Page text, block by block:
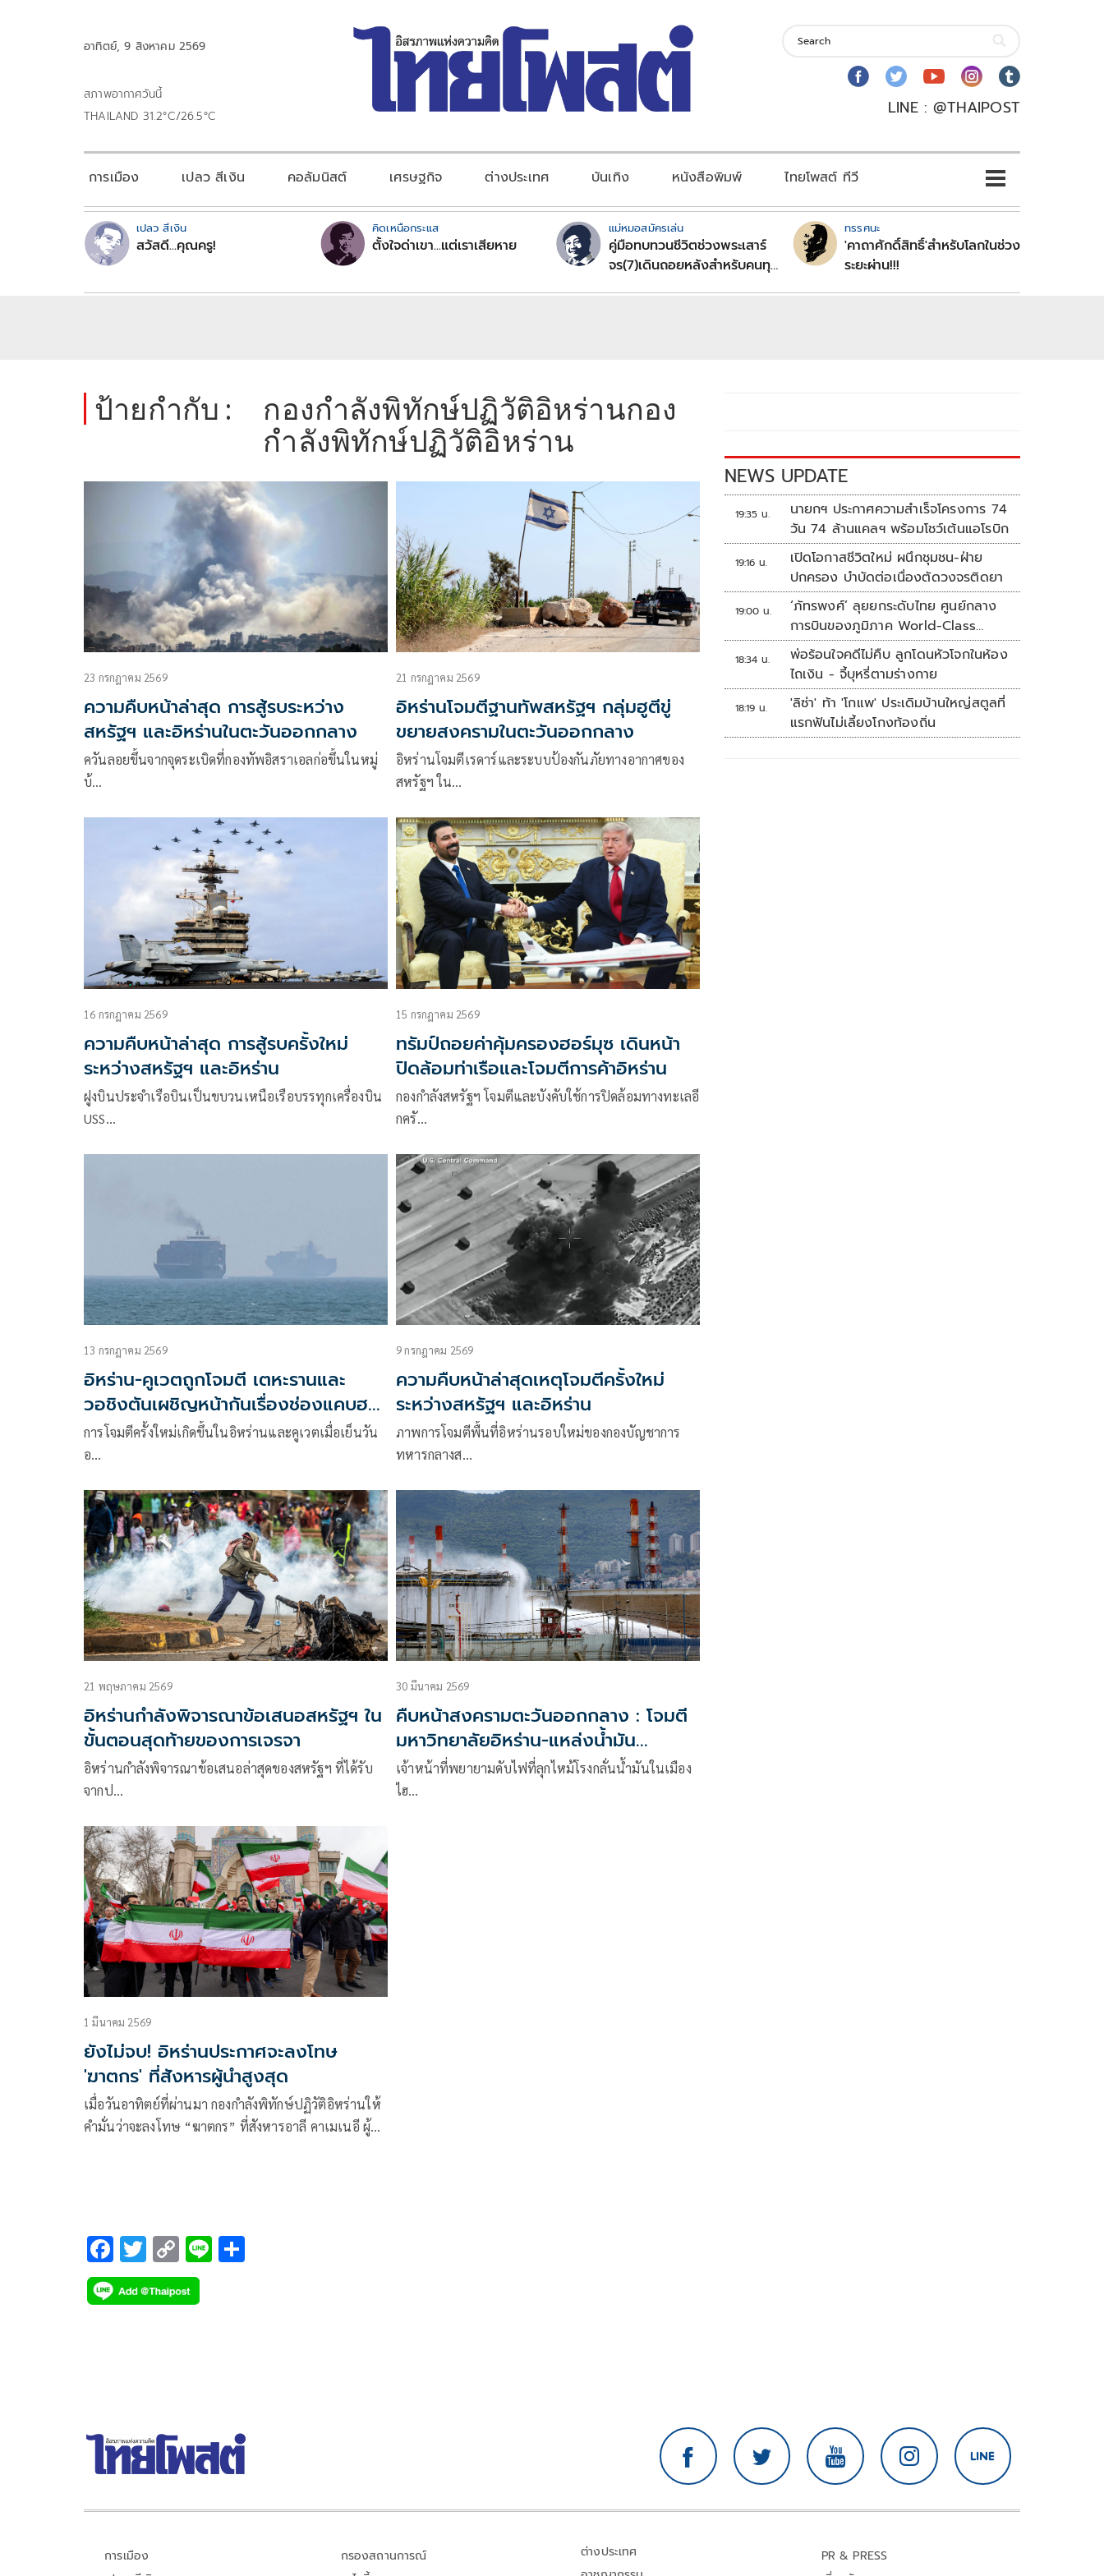
อาทิตย์, 9 สิงหาคม 2569
สภาพอากาศวันนี้
THAILAND 31.2°C/26.5°C
LINE : @THAIPOST
การเมือง เปลว สีเงิน คอลัมนิสต์ เศรษฐกิจ ต่างประเทศ บันเทิง หนังสือพิมพ์ ไทยโพสต์ ทีวี
เปลว สีเงิน
สวัสดี...คุณครู!
คิดเหนือกระแส
ตั้งใจด่าเขา...แต่เราเสียหาย
แม่หมอสมัครเล่น
คู่มือทบทวนชีวิตช่วงพระเสาร์
จร(7)เดินถอยหลังสำหรับคนทุก
ทรรศนะ
'คาถาศักดิ์สิทธิ์'สำหรับโลกในช่วง
ระยะผ่าน!!!
ป้ายกำกับ :
กองกำลังพิทักษ์ปฏิวัติอิหร่านกอง
กำลังพิทักษ์ปฏิวัติอิหร่าน
23 กรกฎาคม 2569
ความคืบหน้าล่าสุด การสู้รบระหว่าง
สหรัฐฯ และอิหร่านในตะวันออกกลาง
ควันลอยขึ้นจากจุดระเบิดที่กองทัพอิสราเอลก่อขึ้นในหมู่
บ้…
21 กรกฎาคม 2569
อิหร่านโจมตีฐานทัพสหรัฐฯ กลุ่มฮูตีขู่
ขยายสงครามในตะวันออกกลาง
อิหร่านโจมตีเรดาร์และระบบป้องกันภัยทางอากาศของ
สหรัฐฯ ใน…
16 กรกฎาคม 2569
ความคืบหน้าล่าสุด การสู้รบครั้งใหม่
ระหว่างสหรัฐฯ และอิหร่าน
ฝูงบินประจำเรือบินเป็นขบวนเหนือเรือบรรทุกเครื่องบิน
USS…
15 กรกฎาคม 2569
ทรัมป์ถอยค่าคุ้มครองฮอร์มุซ เดินหน้า
ปิดล้อมท่าเรือและโจมตีการค้าอิหร่าน
กองกำลังสหรัฐฯ โจมตีและบังคับใช้การปิดล้อมทางทะเลอี
กครั…
13 กรกฎาคม 2569
อิหร่าน-คูเวตถูกโจมตี เตหะรานและ
วอชิงตันเผชิญหน้ากันเรื่องช่องแคบฮ
อร์มุซ
การโจมตีครั้งใหม่เกิดขึ้นในอิหร่านและคูเวตเมื่อเย็นวัน
อ…
9 กรกฎาคม 2569
ความคืบหน้าล่าสุดเหตุโจมตีครั้งใหม่
ระหว่างสหรัฐฯ และอิหร่าน
ภาพการโจมตีพื้นที่อิหร่านรอบใหม่ของกองบัญชาการ
ทหารกลางส…
21 พฤษภาคม 2569
อิหร่านกำลังพิจารณาข้อเสนอสหรัฐฯ ใน
ขั้นตอนสุดท้ายของการเจรจา
อิหร่านกำลังพิจารณาข้อเสนอล่าสุดของสหรัฐฯ ที่ได้รับ
จากป…
30 มีนาคม 2569
คืบหน้าสงครามตะวันออกกลาง : โจมตี
มหาวิทยาลัยอิหร่าน-แหล่งน้ำมัน
อิสราเอล
เจ้าหน้าที่พยายามดับไฟที่ลุกไหม้โรงกลั่นน้ำมันในเมือง
ไฮ…
1 มีนาคม 2569
ยังไม่จบ! อิหร่านประกาศจะลงโทษ
'ฆาตกร' ที่สังหารผู้นำสูงสุด
เมื่อวันอาทิตย์ที่ผ่านมา กองกำลังพิทักษ์ปฏิวัติอิหร่านให้
คำมั่นว่าจะลงโทษ “ฆาตกร” ที่สังหารอาลี คาเมเนอี ผู้นำ
F
ac
e
T
wi
tt
C
o
p
Li
NEWS UPDATE
19:35 น.
นายกฯ ประกาศความสำเร็จโครงการ 74
วัน 74 ล้านแคลฯ พร้อมโชว์เต้นแอโรบิก
19:16 น.
เปิดโอกาสชีวิตใหม่ ผนึกชุมชน-ฝ่าย
ปกครอง บำบัดต่อเนื่องตัดวงจรติดยา
19:00 น.
‘ภัทรพงศ์’ ลุยยกระดับไทย ศูนย์กลาง
การบินของภูมิภาค World-Class
Aviation Hub | ห้องข่าวไทยโพสต์สุด
สัปดาห์
18:34 น.
พ่อร้อนใจคดีไม่คืบ ลูกโดนหัวโจกในห้อง
ไถเงิน - จี้บุหรี่ตามร่างกาย
18:19 น.
'ลิซ่า' ท้า 'โกแพ' ประเดิมบ้านใหญ่สตูลที่
แรกฟันไม่เลี้ยงโกงท้องถิ่น
การเมือง
กรองสถานการณ์
ต่างประเทศ
PR & PRESS